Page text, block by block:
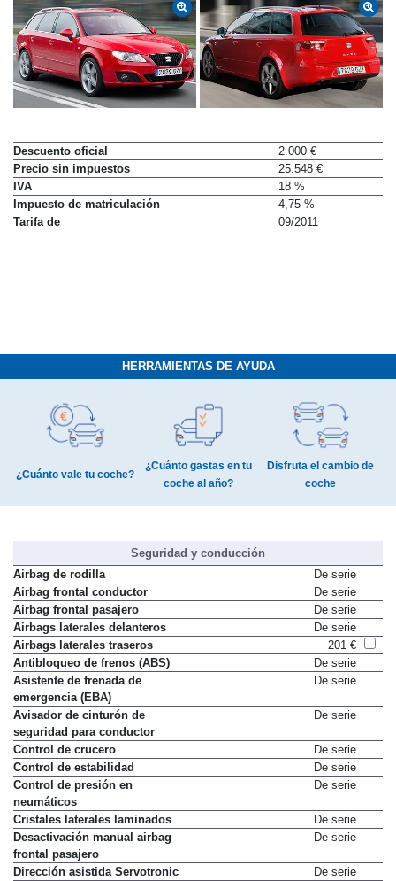
Descuento oficial
2.000 €
Precio sin impuestos
25.548 €
IVA
18 %
Impuesto de matriculación
4,75 %
Tarifa de
09/2011
HERRAMIENTAS DE AYUDA
¿Cuánto vale tu coche?
¿Cuánto gastas en tu
coche al año?
Disfruta el cambio de
coche
Seguridad y conducción
Airbag de rodilla
De serie
Airbag frontal conductor
De serie
Airbag frontal pasajero
De serie
Airbags laterales delanteros
De serie
Airbags laterales traseros
201 €
Antibloqueo de frenos (ABS)
De serie
Asistente de frenada de
emergencia (EBA)
De serie
Avisador de cinturón de
seguridad para conductor
De serie
Control de crucero
De serie
Control de estabilidad
De serie
Control de presión en
neumáticos
De serie
Cristales laterales laminados
De serie
Desactivación manual airbag
frontal pasajero
De serie
Dirección asistida Servotronic
De serie